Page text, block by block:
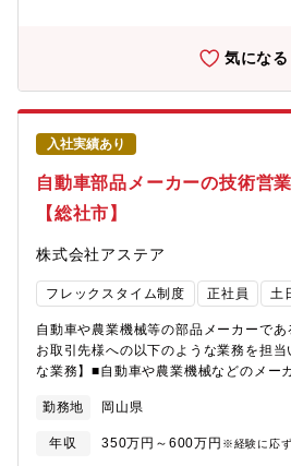
大企業中心に経営者や人事の注目する重
業などに提供している健診事務代行サー
務提携している全国の3,000の健診医療
ビス拡大の為の企画、運用調整、契約
ただきます。・健診医療機関のニーズ
ューションを提案します。・健診事務代
レスチェックといった予防医療領域にお
予防につなげるシステムやサービスを
関に提案していただきます。【求める
後市場規模の拡大が予想されています。
ります。そのため、事業にて連携する健
構築と課題解決の提案を通じた取引拡大
また、営業活動にとどまらず、顧客のニ
シップをもって事業を推進していただけ
す。【入社後のキャリアパス】提携す
ソリューションの企画、運用調整、提案
きます。その後、実績・志向に応じてマ
気になる
入社実績あり
自動車部品メーカーの技術営
【総社市】
株式会社アステア
フレックスタイム制度 正社員 土
自動車や農業機械等の部品メーカーで
お取引先様への以下のような業務を担
な業務】■自動車や農業機械などのメー
あります）■提案書、見積り等の書類作
上管理 等※ルート営業となる為、ノル
先は各メーカーの購買や設計部門とな
勤務地 岡山県
年収 350万円～600万円 ※経験に応ず